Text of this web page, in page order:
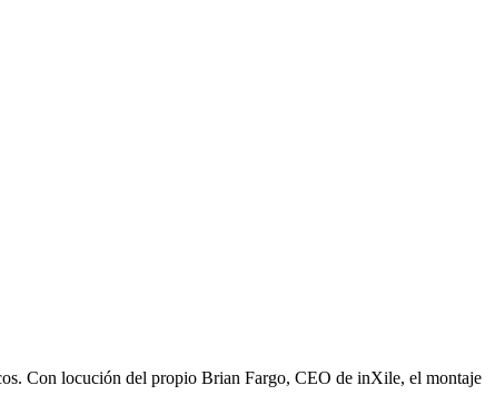
Con locución del propio Brian Fargo, CEO de inXile, el montaje